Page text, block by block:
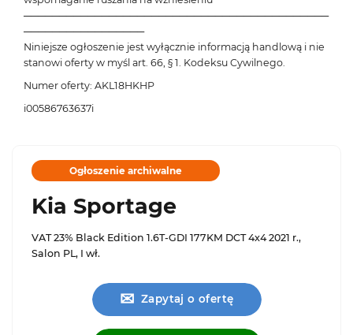
───────────────────────────────────────────
─────────────────
Niniejsze ogłoszenie jest wyłącznie informacją handlową i nie
stanowi oferty w myśl art. 66, § 1. Kodeksu Cywilnego.
Numer oferty: AKL18HKHP
i00586763637i
Ogłoszenie archiwalne
Kia Sportage
VAT 23% Black Edition 1.6T-GDI 177KM DCT 4x4 2021 r.,
Salon PL, I wł.
✉ Zapytaj o ofertę